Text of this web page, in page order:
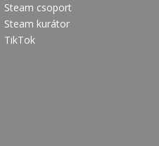
Steam csoport
Steam kurátor
TikTok